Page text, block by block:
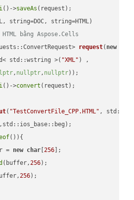
()->saveAs (request);
bằng Aspose.Cells
request( new
std::wstring >(
"XML" ) ,
, nullptr, nullptr))
()->convert
( "TestConvertFile_CPP.HTML" ,
,std::ios_base::beg);
()){
= new char [256 ];
(buffer,256);
256);